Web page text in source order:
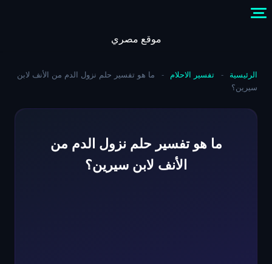
موقع مصري
الرئيسية - تفسير الاحلام -
ما هو تفسير حلم نزول الدم من الأنف لابن
سيرين؟
ما هو تفسير حلم نزول الدم من
الأنف لابن سيرين؟